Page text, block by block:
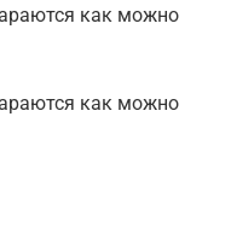
как можно
как можно